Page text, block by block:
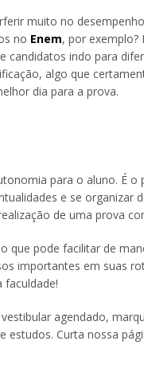
muito no
no Enem, por exemplo?
candidatos indo para
algo que
dia para a prova.
para o aluno. É
e se organizar
de uma prova
que pode facilitar de
importantes em suas
faculdade!
agendado,
estudos. Curta nossa